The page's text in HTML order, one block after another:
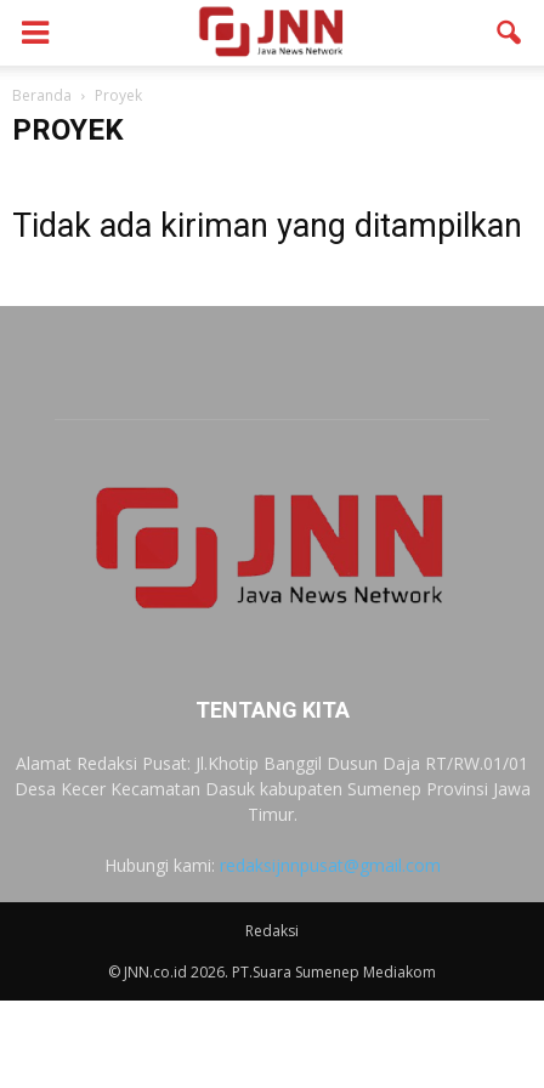
Beranda Proyek
PROYEK
Tidak ada kiriman yang ditampilkan
TENTANG KITA
Alamat Redaksi Pusat: Jl.Khotip Banggil Dusun Daja RT/RW.01/01
Desa Kecer Kecamatan Dasuk kabupaten Sumenep Provinsi Jawa
Timur.
Hubungi kami: redaksijnnpusat@gmail.com
Redaksi
© JNN.co.id 2026. PT.Suara Sumenep Mediakom